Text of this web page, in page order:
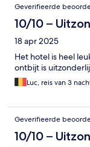
Geverifieerde
10/10 –
18 apr 2025
Het hotel is heel
ontbijt is
Luc, reis van 3
Geverifieerde
10/10 –